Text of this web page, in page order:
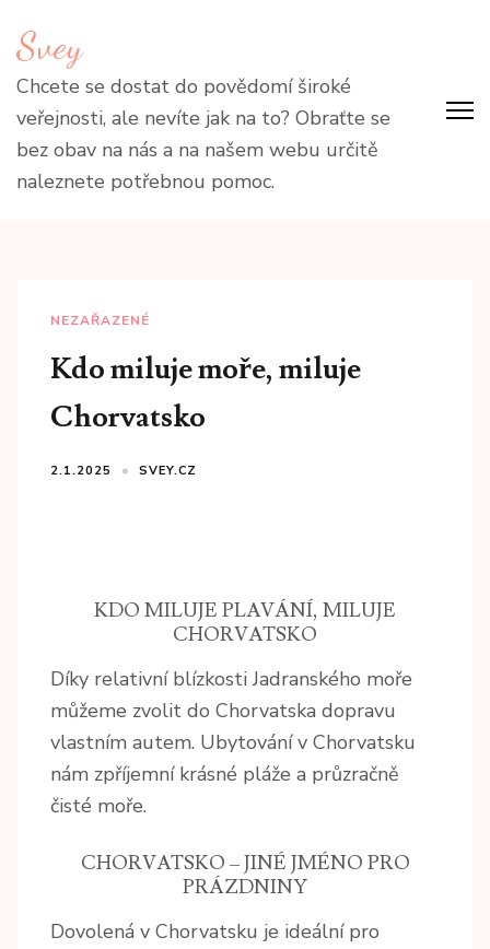
na
obsah
(stiskněte
Enter)
Svey
Chcete se dostat do povědomí široké
veřejnosti, ale nevíte jak na to? Obraťte se
bez obav na nás a na našem webu určitě
naleznete potřebnou pomoc.
NEZAŘAZENÉ
Kdo miluje moře, miluje
Chorvatsko
2.1.2025 SVEY.CZ
KDO MILUJE PLAVÁNÍ, MILUJE
CHORVATSKO
Díky relativní blízkosti Jadranského moře
můžeme zvolit do Chorvatska dopravu
vlastním autem. Ubytování v Chorvatsku
nám zpříjemní krásné pláže a průzračně
čisté moře.
CHORVATSKO – JINÉ JMÉNO PRO
PRÁZDNINY
Dovolená v Chorvatsku je ideální pro